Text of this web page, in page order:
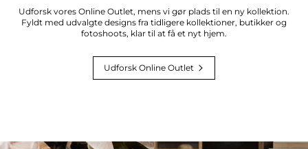
Udforsk vores Online Outlet, mens vi gør plads til en ny kollektion.
Fyldt med udvalgte designs fra tidligere kollektioner, butikker og
fotoshoots, klar til at få et nyt hjem.
Udforsk Online Outlet